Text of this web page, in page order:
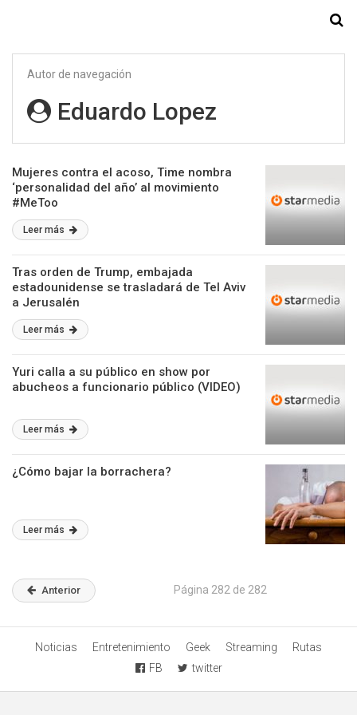
Autor de navegación
Eduardo Lopez
Mujeres contra el acoso, Time nombra
‘personalidad del año’ al movimiento
#MeToo
Leer más
Tras orden de Trump, embajada
estadounidense se trasladará de Tel Aviv
a Jerusalén
Leer más
Yuri calla a su público en show por
abucheos a funcionario público (VIDEO)
Leer más
¿Cómo bajar la borrachera?
Leer más
Anterior Página 282 de 282
Noticias Entretenimiento Geek Streaming
Rutas
FB
twitter